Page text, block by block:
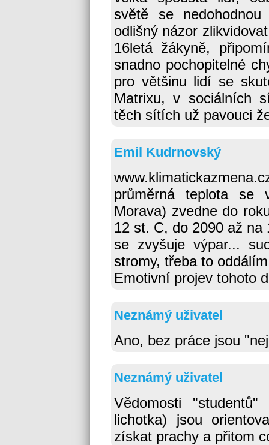
světě se
odlišný názor
16letá žákyně,
snadno pochopitelné
pro většinu lidí se
Matrixu, v sociálních
těch sítích už pavouci
Emil Kudrnovský
průměrná teplota se
Morava) zvedne do
12 st. C, do 2090 až
se zvyšuje výpar...
stromy, třeba to
Emotivní projev tohoto
Neznámý uživatel
Ano, bez práce jsou
Neznámý uživatel
Vědomosti
lichotka) jsou
získat prachy a přitom